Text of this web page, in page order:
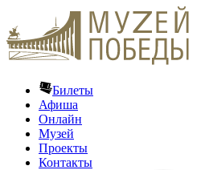
Билеты
Афиша
Онлайн
Музей
Проекты
Контакты